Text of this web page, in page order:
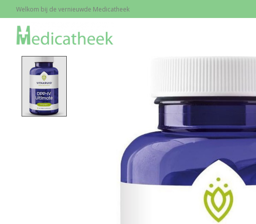
Welkom bij de vernieuwde Medicatheek
Home
Product image slideshow Items